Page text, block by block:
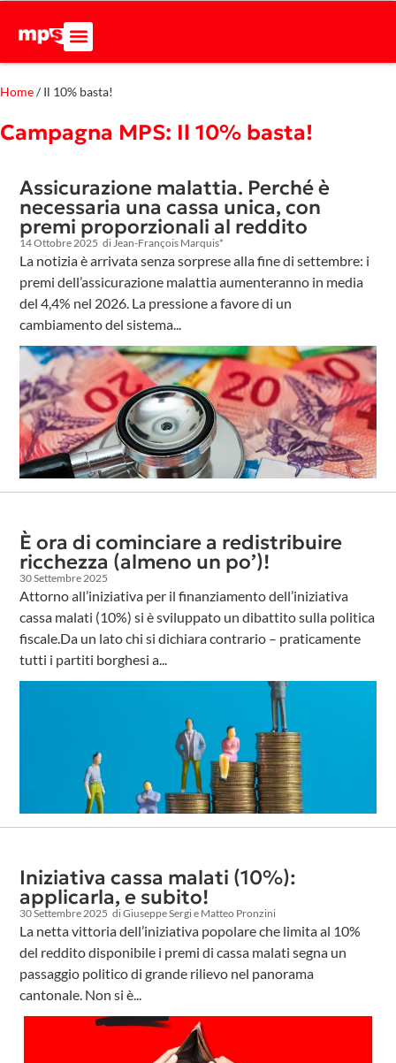
Home/Il 10% basta!
Campagna MPS: Il 10% basta!
Assicurazione malattia. Perché è
necessaria una cassa unica, con
premi proporzionali al reddito
14 Ottobre 2025 di Jean-François Marquis*
La notizia è arrivata senza sorprese alla fine di settembre: i
premi dell’assicurazione malattia aumenteranno in media
del 4,4% nel 2026. La pressione a favore di un
cambiamento del sistema...
È ora di cominciare a redistribuire
ricchezza (almeno un po’)!
30 Settembre 2025
Attorno all’iniziativa per il finanziamento dell’iniziativa
cassa malati (10%) si è sviluppato un dibattito sulla politica
fiscale.Da un lato chi si dichiara contrario – praticamente
tutti i partiti borghesi a...
Iniziativa cassa malati (10%):
applicarla, e subito!
30 Settembre 2025 di Giuseppe Sergi e Matteo Pronzini
La netta vittoria dell’iniziativa popolare che limita al 10%
del reddito disponibile i premi di cassa malati segna un
passaggio politico di grande rilievo nel panorama
cantonale. Non si è...